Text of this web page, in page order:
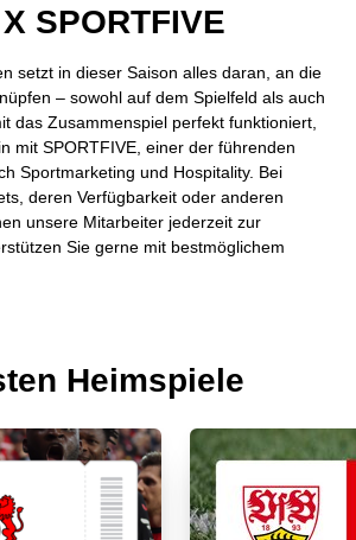
SPORTFIVE
setzt in dieser Saison alles daran, an die
– sowohl auf dem Spielfeld als auch
das Zusammenspiel perfekt funktioniert,
mit SPORTFIVE, einer der führenden
Sportmarketing und Hospitality. Bei
deren Verfügbarkeit oder anderen
unsere Mitarbeiter jederzeit zur
Sie gerne mit bestmöglichem
Heimspiele